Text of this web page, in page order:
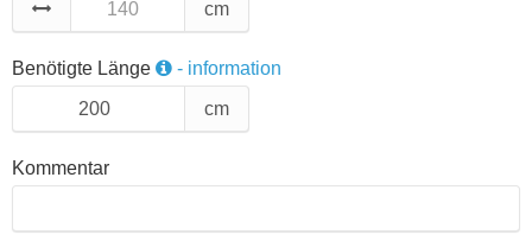
cm
Benötigte Länge
- information
cm
Kommentar